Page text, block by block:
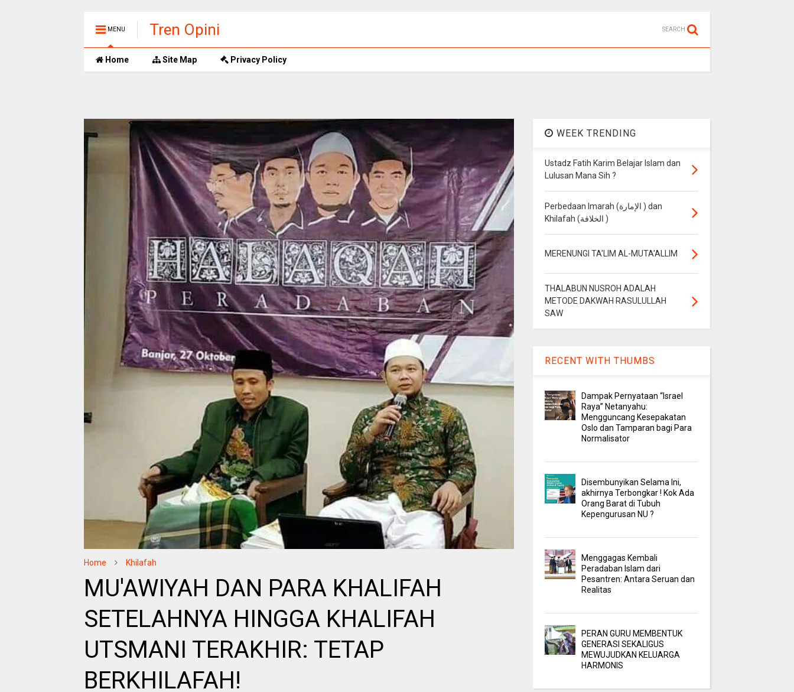
MENU Tren Opini SEARCH
Home Site Map Privacy Policy
Home Khilafah
MU'AWIYAH DAN PARA KHALIFAH
SETELAHNYA HINGGA KHALIFAH
UTSMANI TERAKHIR: TETAP
BERKHILAFAH!
WEEK TRENDING
Ustadz Fatih Karim Belajar Islam dan
Lulusan Mana Sih ?
Perbedaan Imarah (الإمارة ) dan
Khilafah (الخلافة )
MERENUNGI TA'LIM AL-MUTA'ALLIM
THALABUN NUSROH ADALAH
METODE DAKWAH RASULULLAH
SAW
RECENT WITH THUMBS
Dampak Pernyataan “Israel
Raya” Netanyahu:
Mengguncang Kesepakatan
Oslo dan Tamparan bagi Para
Normalisator
Disembunyikan Selama Ini,
akhirnya Terbongkar ! Kok Ada
Orang Barat di Tubuh
Kepengurusan NU ?
Menggagas Kembali
Peradaban Islam dari
Pesantren: Antara Seruan dan
Realitas
PERAN GURU MEMBENTUK
GENERASI SEKALIGUS
MEWUJUDKAN KELUARGA
HARMONIS